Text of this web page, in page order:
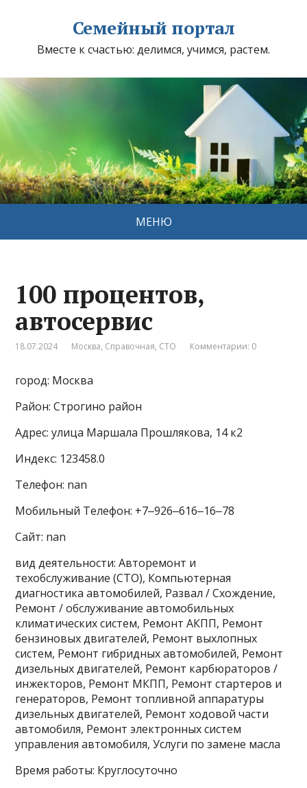
Семейный портал
Вместе к счастью: делимся, учимся, растем.
МЕНЮ
100 процентов,
автосервис
18.07.2024 Москва, Справочная, СТО Комментарии: 0
город: Москва
Район: Строгино район
Адрес: улица Маршала Прошлякова, 14 к2
Индекс: 123458.0
Телефон: nan
Мобильный Телефон: +7‒926‒616‒16‒78
Сайт: nan
вид деятельности: Авторемонт и
техобслуживание (СТО), Компьютерная
диагностика автомобилей, Развал / Схождение,
Ремонт / обслуживание автомобильных
климатических систем, Ремонт АКПП, Ремонт
бензиновых двигателей, Ремонт выхлопных
систем, Ремонт гибридных автомобилей, Ремонт
дизельных двигателей, Ремонт карбюраторов /
инжекторов, Ремонт МКПП, Ремонт стартеров и
генераторов, Ремонт топливной аппаратуры
дизельных двигателей, Ремонт ходовой части
автомобиля, Ремонт электронных систем
управления автомобиля, Услуги по замене масла
Время работы: Круглосуточно